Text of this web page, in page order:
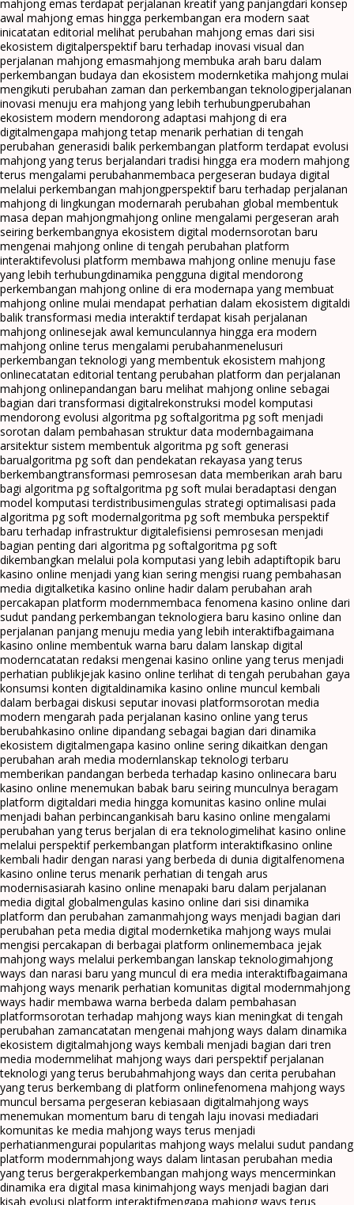
mahjong emas terdapat perjalanan kreatif yang panjangdari konsep
awal mahjong emas hingga perkembangan era modern saat
inicatatan editorial melihat perubahan mahjong emas dari sisi
ekosistem digitalperspektif baru terhadap inovasi visual dan
perjalanan mahjong emasmahjong membuka arah baru dalam
perkembangan budaya dan ekosistem modernketika mahjong mulai
mengikuti perubahan zaman dan perkembangan teknologiperjalanan
inovasi menuju era mahjong yang lebih terhubungperubahan
ekosistem modern mendorong adaptasi mahjong di era
digitalmengapa mahjong tetap menarik perhatian di tengah
perubahan generasidi balik perkembangan platform terdapat evolusi
mahjong yang terus berjalandari tradisi hingga era modern mahjong
terus mengalami perubahanmembaca pergeseran budaya digital
melalui perkembangan mahjongperspektif baru terhadap perjalanan
mahjong di lingkungan modernarah perubahan global membentuk
masa depan mahjongmahjong online mengalami pergeseran arah
seiring berkembangnya ekosistem digital modernsorotan baru
mengenai mahjong online di tengah perubahan platform
interaktifevolusi platform membawa mahjong online menuju fase
yang lebih terhubungdinamika pengguna digital mendorong
perkembangan mahjong online di era modernapa yang membuat
mahjong online mulai mendapat perhatian dalam ekosistem digitaldi
balik transformasi media interaktif terdapat kisah perjalanan
mahjong onlinesejak awal kemunculannya hingga era modern
mahjong online terus mengalami perubahanmenelusuri
perkembangan teknologi yang membentuk ekosistem mahjong
onlinecatatan editorial tentang perubahan platform dan perjalanan
mahjong onlinepandangan baru melihat mahjong online sebagai
bagian dari transformasi digitalrekonstruksi model komputasi
mendorong evolusi algoritma pg softalgoritma pg soft menjadi
sorotan dalam pembahasan struktur data modernbagaimana
arsitektur sistem membentuk algoritma pg soft generasi
barualgoritma pg soft dan pendekatan rekayasa yang terus
berkembangtransformasi pemrosesan data memberikan arah baru
bagi algoritma pg softalgoritma pg soft mulai beradaptasi dengan
model komputasi terdistribusimengulas strategi optimalisasi pada
algoritma pg soft modernalgoritma pg soft membuka perspektif
baru terhadap infrastruktur digitalefisiensi pemrosesan menjadi
bagian penting dari algoritma pg softalgoritma pg soft
dikembangkan melalui pola komputasi yang lebih adaptiftopik baru
kasino online menjadi yang kian sering mengisi ruang pembahasan
media digitalketika kasino online hadir dalam perubahan arah
percakapan platform modernmembaca fenomena kasino online dari
sudut pandang perkembangan teknologiera baru kasino online dan
perjalanan panjang menuju media yang lebih interaktifbagaimana
kasino online membentuk warna baru dalam lanskap digital
moderncatatan redaksi mengenai kasino online yang terus menjadi
perhatian publikjejak kasino online terlihat di tengah perubahan gaya
konsumsi konten digitaldinamika kasino online muncul kembali
dalam berbagai diskusi seputar inovasi platformsorotan media
modern mengarah pada perjalanan kasino online yang terus
berubahkasino online dipandang sebagai bagian dari dinamika
ekosistem digitalmengapa kasino online sering dikaitkan dengan
perubahan arah media modernlanskap teknologi terbaru
memberikan pandangan berbeda terhadap kasino onlinecara baru
kasino online menemukan babak baru seiring munculnya beragam
platform digitaldari media hingga komunitas kasino online mulai
menjadi bahan perbincangankisah baru kasino online mengalami
perubahan yang terus berjalan di era teknologimelihat kasino online
melalui perspektif perkembangan platform interaktifkasino online
kembali hadir dengan narasi yang berbeda di dunia digitalfenomena
kasino online terus menarik perhatian di tengah arus
modernisasiarah kasino online menapaki baru dalam perjalanan
media digital globalmengulas kasino online dari sisi dinamika
platform dan perubahan zamanmahjong ways menjadi bagian dari
perubahan peta media digital modernketika mahjong ways mulai
mengisi percakapan di berbagai platform onlinemembaca jejak
mahjong ways melalui perkembangan lanskap teknologimahjong
ways dan narasi baru yang muncul di era media interaktifbagaimana
mahjong ways menarik perhatian komunitas digital modernmahjong
ways hadir membawa warna berbeda dalam pembahasan
platformsorotan terhadap mahjong ways kian meningkat di tengah
perubahan zamancatatan mengenai mahjong ways dalam dinamika
ekosistem digitalmahjong ways kembali menjadi bagian dari tren
media modernmelihat mahjong ways dari perspektif perjalanan
teknologi yang terus berubahmahjong ways dan cerita perubahan
yang terus berkembang di platform onlinefenomena mahjong ways
muncul bersama pergeseran kebiasaan digitalmahjong ways
menemukan momentum baru di tengah laju inovasi mediadari
komunitas ke media mahjong ways terus menjadi
perhatianmengurai popularitas mahjong ways melalui sudut pandang
platform modernmahjong ways dalam lintasan perubahan media
yang terus bergerakperkembangan mahjong ways mencerminkan
dinamika era digital masa kinimahjong ways menjadi bagian dari
kisah evolusi platform interaktifmengapa mahjong ways terus